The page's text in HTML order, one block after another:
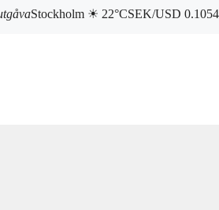
Stockholm ☀ 22°CSEK/USD